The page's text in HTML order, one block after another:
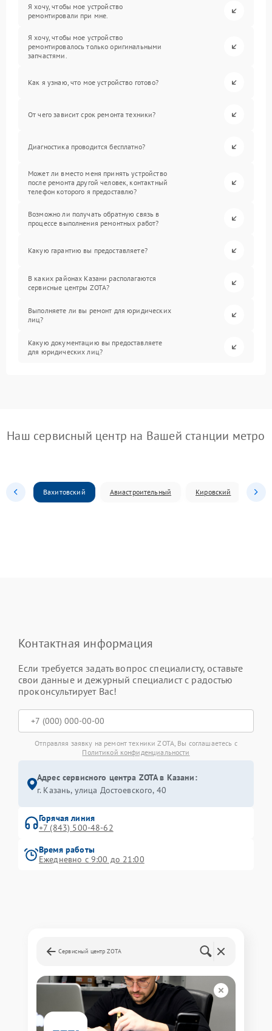
Я хочу, чтобы мое устройство
ремонтировали при мне.
Я хочу, чтобы мое устройство
ремонтировалось только оригинальными
запчастями.
Как я узнаю, что мое устройство готово?
От чего зависит срок ремонта техники?
Диагностика проводится бесплатно?
Может ли вместо меня принять устройство
после ремонта другой человек, контактный
телефон которого я предоставлю?
Возможно ли получать обратную связь в
процессе выполнения ремонтных работ?
Какую гарантию вы предоставляете?
В каких районах Казани располагаются
сервисные центры ZOTA?
Выполняете ли вы ремонт для юридических
лиц?
Какую документацию вы предоставляете
для юридических лиц?
Наш сервисный центр на Вашей станции метро
Вахитовский Авиастроительный Кировский
Контактная информация
Если требуется задать вопрос специалисту, оставьте
свои данные и дежурный специалист с радостью
проконсультирует Вас!
Отправляя заявку на ремонт техники ZOTA, Вы соглашаетесь с
Политикой конфиденциальности
Адрес сервисного центра ZOTA в Казани:
г. Казань, улица Достоевского, 40
Горячая линия
+7 (843) 500-48-62
Время работы
Ежедневно с 9:00 до 21:00
Сервисный центр ZOTA